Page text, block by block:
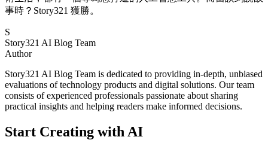
事時？Story321 獲勝。
S
Story321 AI Blog Team
Author
Story321 AI Blog Team is dedicated to providing in-depth, unbiased
evaluations of technology products and digital solutions. Our team
consists of experienced professionals passionate about sharing
practical insights and helping readers make informed decisions.
Start Creating with AI